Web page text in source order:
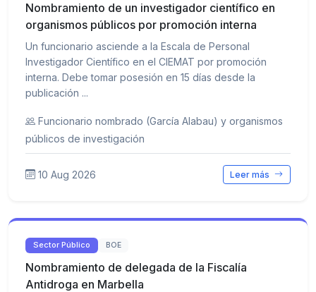
Nombramiento de un investigador científico en
organismos públicos por promoción interna
Un funcionario asciende a la Escala de Personal
Investigador Científico en el CIEMAT por promoción
interna. Debe tomar posesión en 15 días desde la
publicación ...
Funcionario nombrado (García Alabau) y organismos
públicos de investigación
10 Aug 2026 Leer más
Sector Público BOE
Nombramiento de delegada de la Fiscalía
Antidroga en Marbella